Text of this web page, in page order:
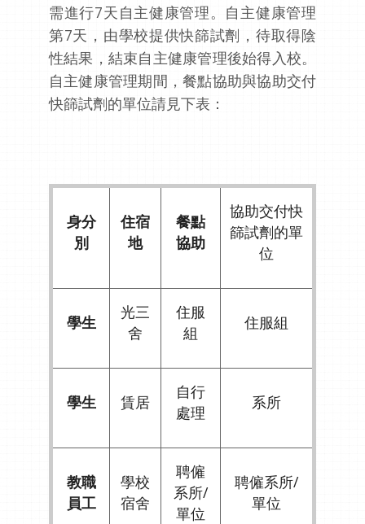
需進行7天自主健康管理。自主健康管理
第7天，由學校提供快篩試劑，待取得陰
性結果，結束自主健康管理後始得入校。
自主健康管理期間，餐點協助與協助交付
快篩試劑的單位請見下表：
身分
別
住宿
地
餐點
協助
協助交付快
篩試劑的單
位
學生
光三
舍
住服
組
住服組
學生 賃居
自行
處理
系所
教職
員工
學校
宿舍
聘僱
系所/
單位
聘僱系所/
單位